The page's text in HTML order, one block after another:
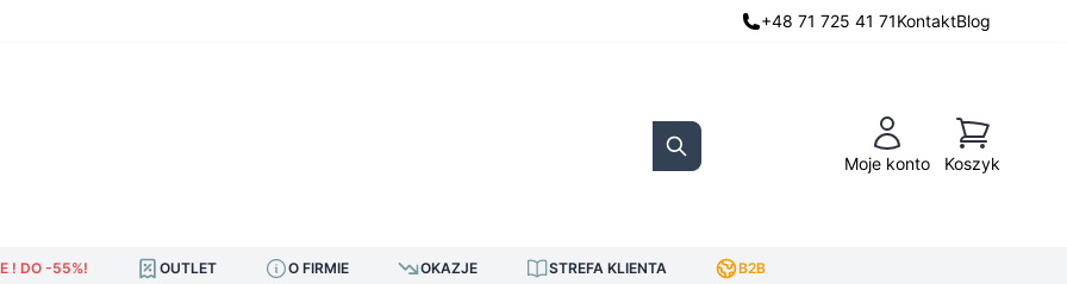
+48 71 725 41 71KontaktBlog
Search Moje konto
Koszyk
Koszyk
! DO -55%! OUTLET O FIRMIE OKAZJE STREFA KLIENTA B2B